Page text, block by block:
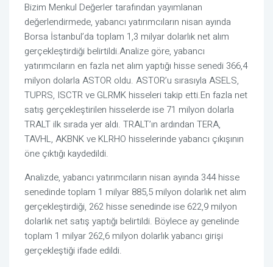
Bizim Menkul Değerler tarafından yayımlanan
değerlendirmede, yabancı yatırımcıların nisan ayında
Borsa İstanbul’da toplam 1,3 milyar dolarlık net alım
gerçekleştirdiği belirtildi.Analize göre, yabancı
yatırımcıların en fazla net alım yaptığı hisse senedi 366,4
milyon dolarla ASTOR oldu. ASTOR’u sırasıyla ASELS,
TUPRS, ISCTR ve GLRMK hisseleri takip etti.En fazla net
satış gerçekleştirilen hisselerde ise 71 milyon dolarla
TRALT ilk sırada yer aldı. TRALT’ın ardından TERA,
TAVHL, AKBNK ve KLRHO hisselerinde yabancı çıkışının
öne çıktığı kaydedildi.
Analizde, yabancı yatırımcıların nisan ayında 344 hisse
senedinde toplam 1 milyar 885,5 milyon dolarlık net alım
gerçekleştirdiği, 262 hisse senedinde ise 622,9 milyon
dolarlık net satış yaptığı belirtildi. Böylece ay genelinde
toplam 1 milyar 262,6 milyon dolarlık yabancı girişi
gerçekleştiği ifade edildi.